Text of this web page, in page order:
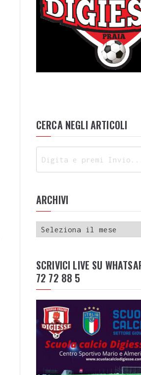
CERCA NEGLI ARTICOLI
ARCHIVI
SCRIVICI LIVE SU
72 72 88 5